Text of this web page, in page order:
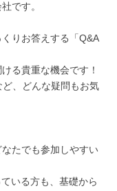
です。
りお答えする「Q&A
る貴重な機会です！
、どんな疑問もお気
たでも参加しやすい
いる方も、基礎から